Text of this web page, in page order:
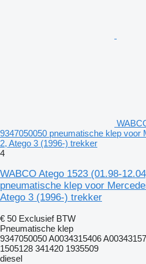
9347050050 pneumatische klep voor
2, Atego 3 (1996-) trekker
4
WABCO Atego 1523 (01.98-
pneumatische klep voor
Atego 3 (1996-) trekker
€ 50 Exclusief BTW
Pneumatische klep
9347050050 A0034315406
1505128 341420 1935509
diesel